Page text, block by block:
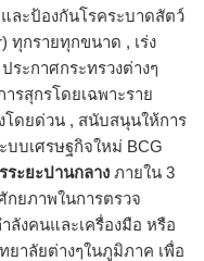
ละป้องกันโรคระบาดสัตว์
ทุกรายทุกขนาด , เร่ง
ระกาศกระทรวงต่างๆ
รสุกรโดยเฉพาะราย
โดยด่วน , สนับสนุนให้การ
บบเศรษฐกิจใหม่ BCG
ระยะปานกลาง ภายใน 3
กยภาพในการตรวจ
ลังคนและเครื่องมือ หรือ
ยาลัยต่างๆในภูมิภาค เพื่อ